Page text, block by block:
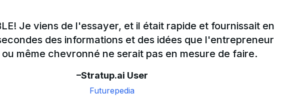
Je viens de l'essayer, et il était rapide et fournissait en
des informations et des idées que l'entrepreneur
même chevronné ne serait pas en mesure de faire.
–Stratup.ai User
Futurepedia